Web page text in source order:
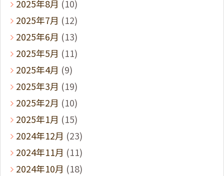
2025年8月 (10)
2025年7月 (12)
2025年6月 (13)
2025年5月 (11)
2025年4月 (9)
2025年3月 (19)
2025年2月 (10)
2025年1月 (15)
2024年12月 (23)
2024年11月 (11)
2024年10月 (18)